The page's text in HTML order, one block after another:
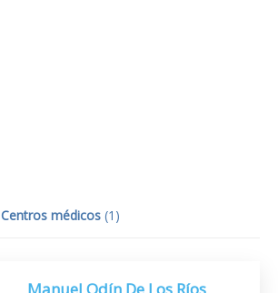
Centros médicos (1 )